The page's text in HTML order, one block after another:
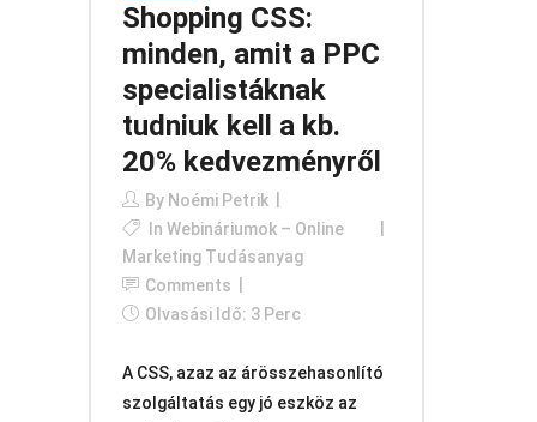
Shopping CSS:
minden, amit a PPC
specialistáknak
tudniuk kell a kb.
20% kedvezményről
By Noémi Petrik
In Webináriumok – Online
Marketing Tudásanyag
Comments
Olvasási Idő: 3 Perc
A CSS, azaz az árösszehasonlító
szolgáltatás egy jó eszköz az